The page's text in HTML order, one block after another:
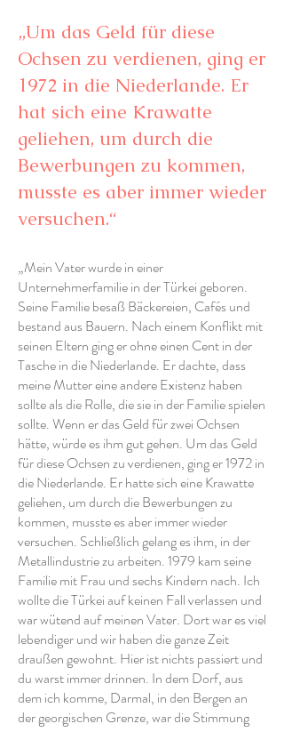
„Um das Geld für diese
Ochsen zu verdienen, ging er
1972 in die Niederlande. Er
hat sich eine Krawatte
geliehen, um durch die
Bewerbungen zu kommen,
musste es aber immer wieder
versuchen.“
„Mein Vater wurde in einer
Unternehmerfamilie in der Türkei geboren.
Seine Familie besaß Bäckereien, Cafés und
bestand aus Bauern. Nach einem Konflikt mit
seinen Eltern ging er ohne einen Cent in der
Tasche in die Niederlande. Er dachte, dass
meine Mutter eine andere Existenz haben
sollte als die Rolle, die sie in der Familie spielen
sollte. Wenn er das Geld für zwei Ochsen
hätte, würde es ihm gut gehen. Um das Geld
für diese Ochsen zu verdienen, ging er 1972 in
die Niederlande. Er hatte sich eine Krawatte
geliehen, um durch die Bewerbungen zu
kommen, musste es aber immer wieder
versuchen. Schließlich gelang es ihm, in der
Metallindustrie zu arbeiten. 1979 kam seine
Familie mit Frau und sechs Kindern nach. Ich
wollte die Türkei auf keinen Fall verlassen und
war wütend auf meinen Vater. Dort war es viel
lebendiger und wir haben die ganze Zeit
draußen gewohnt. Hier ist nichts passiert und
du warst immer drinnen. In dem Dorf, aus
dem ich komme, Darmal, in den Bergen an
der georgischen Grenze, war die Stimmung